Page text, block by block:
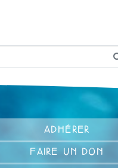
ADHÉRER
FAIRE UN DON